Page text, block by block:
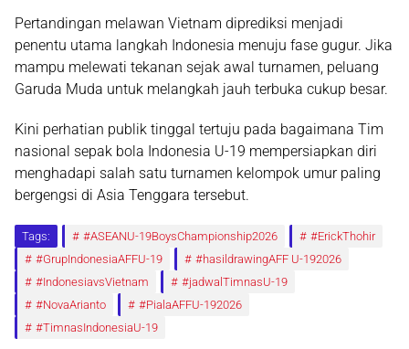
Pertandingan melawan Vietnam diprediksi menjadi
penentu utama langkah Indonesia menuju fase gugur. Jika
mampu melewati tekanan sejak awal turnamen, peluang
Garuda Muda untuk melangkah jauh terbuka cukup besar.
Kini perhatian publik tinggal tertuju pada bagaimana Tim
nasional sepak bola Indonesia U-19 mempersiapkan diri
menghadapi salah satu turnamen kelompok umur paling
bergengsi di Asia Tenggara tersebut.
Tags: #ASEANU-19BoysChampionship2026
#ErickThohir
#GrupIndonesiaAFFU-19
#hasildrawingAFF U-192026
#IndonesiavsVietnam
#jadwalTimnasU-19
#NovaArianto
#PialaAFFU-192026
#TimnasIndonesiaU-19